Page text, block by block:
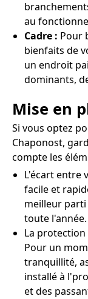
au
Cadre : Pour
bienfaits de
un endroit
dominants,
Mise en
Si vous optez
Chaponost,
compte les
L'écart entre
facile et
meilleur
toute l'année.
La
Pour un
tranquillité,
installé à
et des